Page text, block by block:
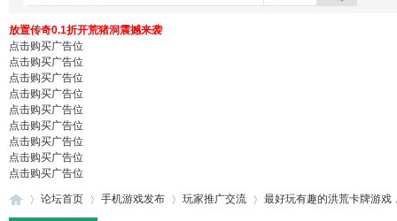
放置传奇0.1折开荒猪洞震撼来袭
点击购买广告位
点击购买广告位
点击购买广告位
点击购买广告位
点击购买广告位
点击购买广告位
点击购买广告位
点击购买广告位
点击购买广告位
论坛首页 手机游戏发布 玩家推广交流 最好玩有趣的洪荒卡牌游戏